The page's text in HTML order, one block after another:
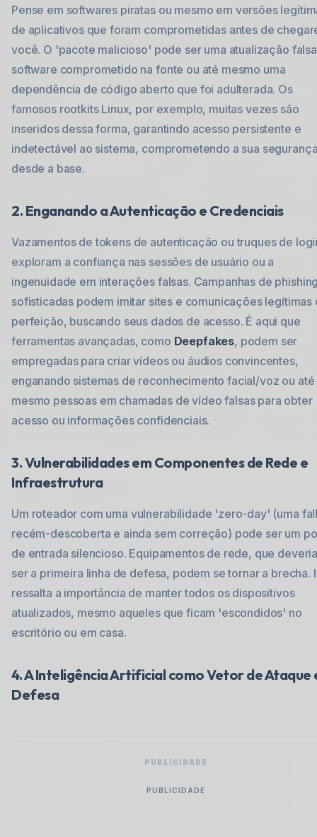
Pense em softwares piratas ou mesmo em versões
de aplicativos que foram comprometidas antes de
você. O 'pacote malicioso' pode ser uma atualização
software comprometido na fonte ou até mesmo uma
dependência de código aberto que foi adulterada. Os
famosos rootkits Linux, por exemplo, muitas vezes são
inseridos dessa forma, garantindo acesso persistente e
indetectável ao sistema, comprometendo a sua
desde a base.
2. Enganando a Autenticação e Credenciais
Vazamentos de tokens de autenticação ou truques de
exploram a confiança nas sessões de usuário ou a
ingenuidade em interações falsas. Campanhas de
sofisticadas podem imitar sites e comunicações legítimas
perfeição, buscando seus dados de acesso. É aqui que
ferramentas avançadas, como Deepfakes, podem ser
empregadas para criar vídeos ou áudios convincentes,
enganando sistemas de reconhecimento facial/voz ou até
mesmo pessoas em chamadas de vídeo falsas para obter
acesso ou informações confidenciais.
3. Vulnerabilidades em Componentes de Rede e
Infraestrutura
Um roteador com uma vulnerabilidade 'zero-day' (uma
recém-descoberta e ainda sem correção) pode ser um
de entrada silencioso. Equipamentos de rede, que
ser a primeira linha de defesa, podem se tornar a brecha.
ressalta a importância de manter todos os dispositivos
atualizados, mesmo aqueles que ficam 'escondidos' no
escritório ou em casa.
4. A Inteligência Artificial como Vetor de Ataque
Defesa
PUBLICIDADE
PUBLICIDADE